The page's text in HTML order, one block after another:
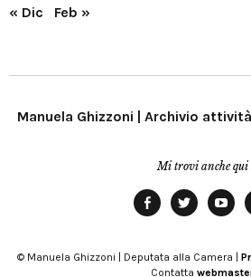
« Dic Feb »
Manuela Ghizzoni | Archivio
Mi trovi anche qui
© Manuela Ghizzoni | Deputata alla Camera |
Contatta